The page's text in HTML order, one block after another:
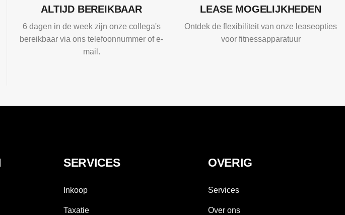
ALTIJD BEREIKBAAR
6 dagen in de week zijn onze collega's
bereikbaar via ons telefoonnummer of e-
mail.
LEASE MOGELIJKHEDEN
Ontdek de flexibiliteit van onze leaseopties
voor fitnessapparatuur
SERVICES
Inkoop
Taxatie
OVERIG
Services
Over ons